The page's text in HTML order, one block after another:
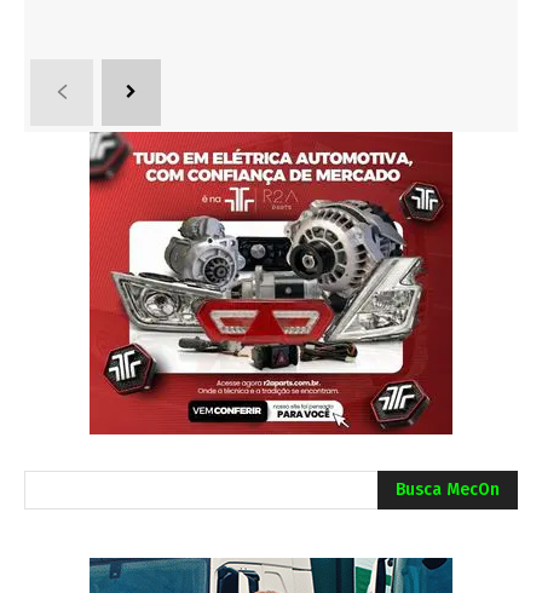
Busca MecOn